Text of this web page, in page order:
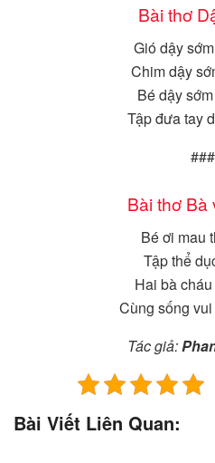
Bài thơ
Gió dậy
Chim dậy
Bé dậy
Tập đưa tay
###
Bài thơ Bà
Bé ơi mau
Tập thể
Hai bà
Cùng sống
Tác giả:
Bài Viết Liên Quan: